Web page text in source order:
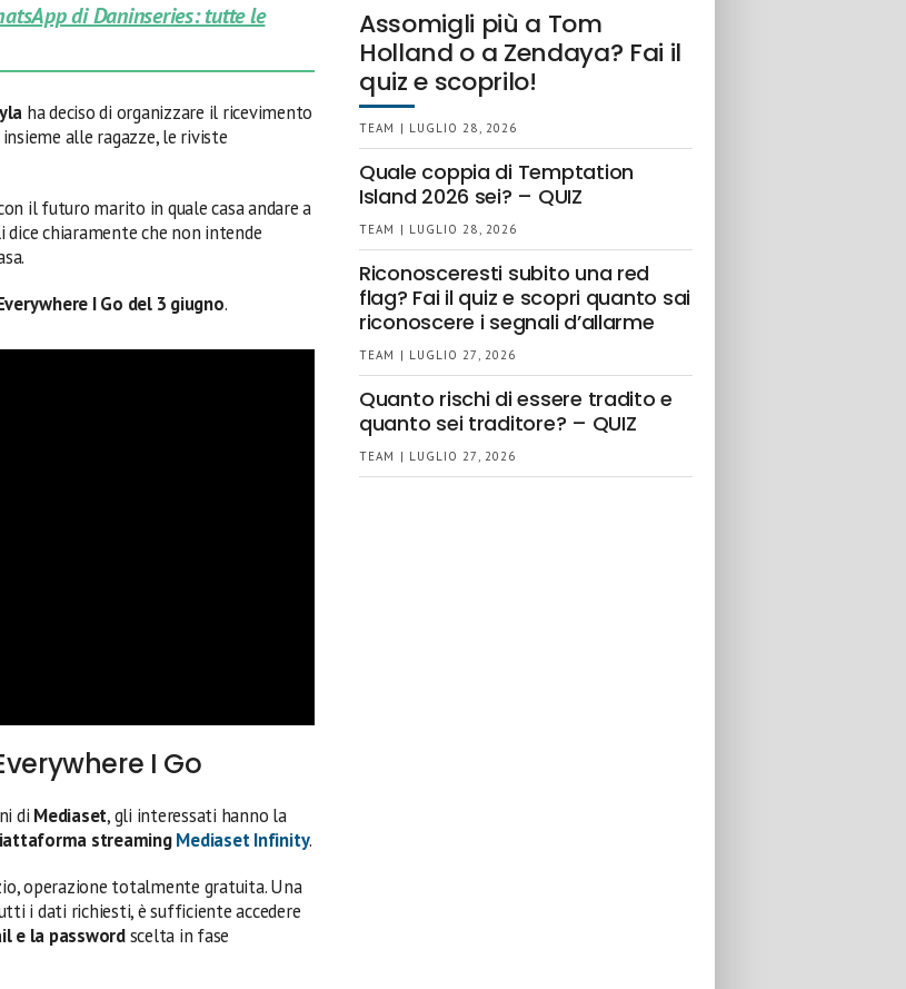
di Daninseries: tutte le
ha deciso di organizzare il ricevimento
alle ragazze, le riviste
il futuro marito in quale casa andare a
dice chiaramente che non intende
I Go del 3 giugno.
I Go
di Mediaset, gli interessati hanno la
streamingMediaset Infinity.
operazione totalmente gratuita. Una
i dati richiesti, è sufficiente accedere
e la passwordscelta in fase
Assomigli più a Tom
Holland o a Zendaya? Fai il
quiz e scoprilo!
TEAM | LUGLIO 28, 2026
Quale coppia di Temptation
Island 2026 sei? – QUIZ
TEAM | LUGLIO 28, 2026
Riconosceresti subito una red
flag? Fai il quiz e scopri quanto sai
riconoscere i segnali d’allarme
TEAM | LUGLIO 27, 2026
Quanto rischi di essere tradito e
quanto sei traditore? – QUIZ
TEAM | LUGLIO 27, 2026